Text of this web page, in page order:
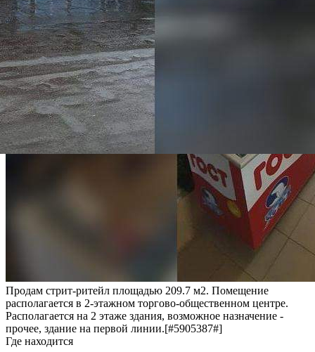
Продам стрит-ритейл площадью 209.7 м2. Помещение
располагается в 2-этажном торгово-общественном центре.
Располагается на 2 этаже здания, возможное назначение -
прочее, здание на первой линии.[#5905387#]
Где находится